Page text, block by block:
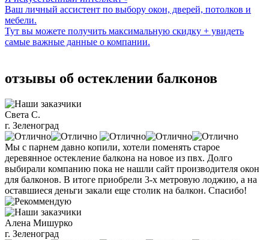
Ваш личный ассистент по выбору окон, дверей, потолков и
мебели.
Тут вы можете получить максимальную скидку + увидеть
самые важные данные о компании.
отзывы об остеклении балконов
Света С.
г. Зеленоград
Мы с парнем давно копили, хотели поменять старое
деревянное остекление балкона на новое из пвх. Долго
выбирали компанию пока не нашли сайт производителя окон
для балконов. В итоге приобрели 3-х метровую лоджию, а на
оставшиеся деньги закали еще столик на балкон. Спасибо!
Алена Мишурко
г. Зеленоград